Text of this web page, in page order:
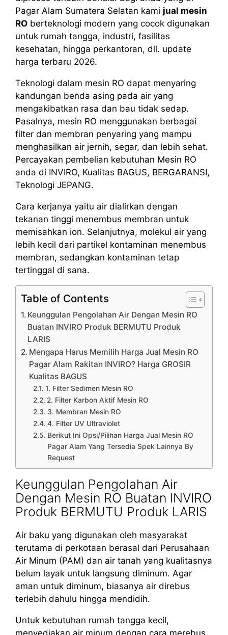
Pagar Alam Sumatera Selatan kami jual mesin
RO berteknologi modern yang cocok digunakan
untuk rumah tangga, industri, fasilitas
kesehatan, hingga perkantoran, dll. update
harga terbaru 2026.
Teknologi dalam mesin RO dapat menyaring
kandungan benda asing pada air yang
mengakibatkan rasa dan bau tidak sedap.
Pasalnya, mesin RO menggunakan berbagai
filter dan membran penyaring yang mampu
menghasilkan air jernih, segar, dan lebih sehat.
Percayakan pembelian kebutuhan Mesin RO
anda di INVIRO, Kualitas BAGUS, BERGARANSI,
Teknologi JEPANG.
Cara kerjanya yaitu air dialirkan dengan
tekanan tinggi menembus membran untuk
memisahkan ion. Selanjutnya, molekul air yang
lebih kecil dari partikel kontaminan menembus
membran, sedangkan kontaminan tetap
tertinggal di sana.
Table of Contents
Keunggulan Pengolahan Air Dengan Mesin RO
Buatan INVIRO Produk BERMUTU Produk
LARIS
Mengapa Harus Memilih Harga Jual Mesin RO
Pagar Alam Rakitan INVIRO? Harga GROSIR
Kualitas BAGUS
1. Filter Sedimen Mesin RO
2. Filter Karbon Aktif Mesin RO
3. Membran Mesin RO
4. Filter UV Ultraviolet
Berikut Ini Opsi/Pilihan Harga Jual Mesin RO
Pagar Alam Yang Tersedia Spek Lainnya By
Request
Keunggulan Pengolahan Air
Dengan Mesin RO Buatan INVIRO
Produk BERMUTU Produk LARIS
Air baku yang digunakan oleh masyarakat
terutama di perkotaan berasal dari Perusahaan
Air Minum (PAM) dan air tanah yang kualitasnya
belum layak untuk langsung diminum. Agar
aman untuk diminum, biasanya air direbus
terlebih dahulu hingga mendidih.
Untuk kebutuhan rumah tangga kecil,
menyediakan air minum dengan cara merebus